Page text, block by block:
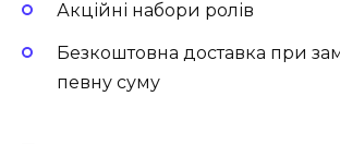
Акційні набори ролів
Безкоштовна доставка при
певну суму